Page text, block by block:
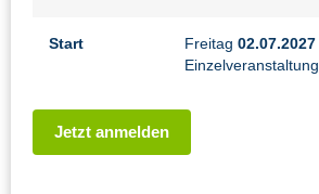
Start Freitag 02.07.2027
Einzelveranstaltung
Jetzt anmelden